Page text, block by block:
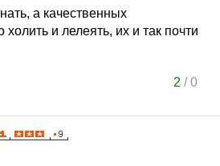
а качественных
и лелеять, их и так почти
2 /0